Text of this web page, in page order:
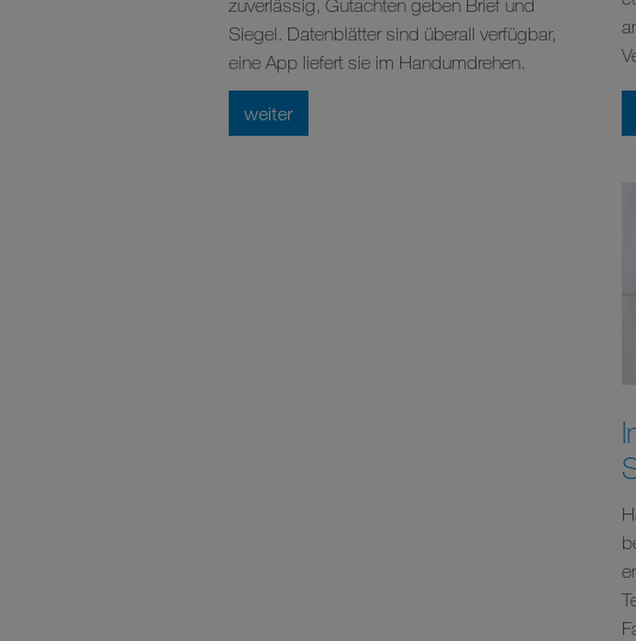
zuverlässig, Gutachten geben Brief und
Siegel. Datenblätter sind überall verfügbar,
eine App liefert sie im Handumdrehen.
weiter